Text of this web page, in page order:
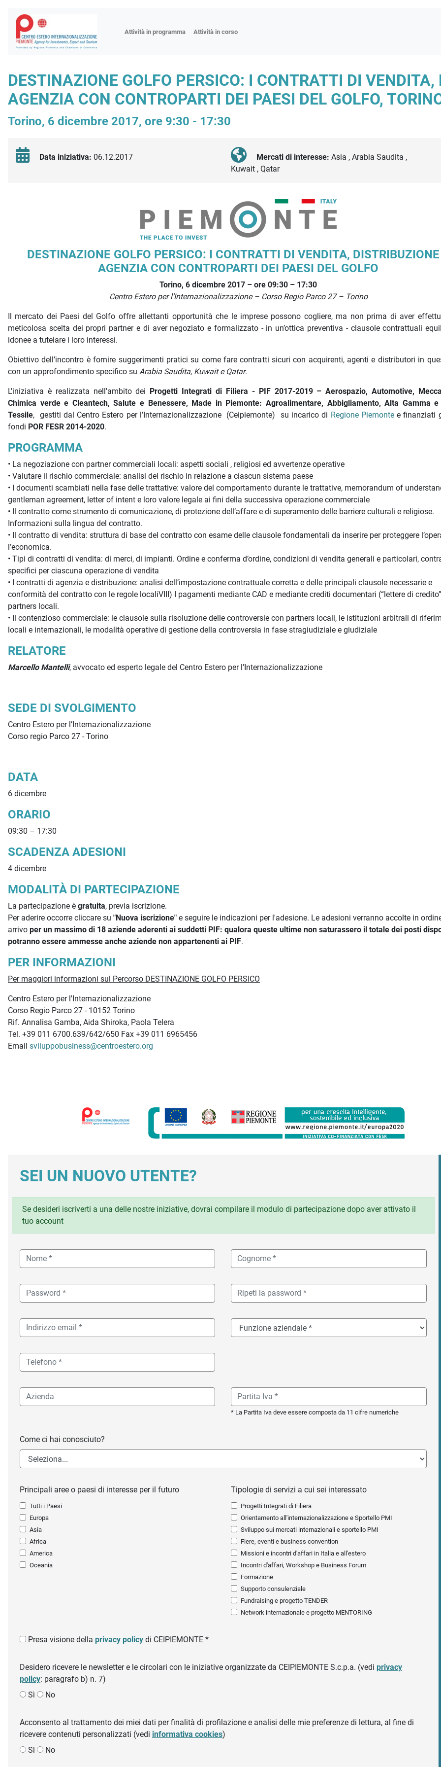
Attività in programma Attività in corso
Fiere
Workshop
Incontri di approfondimento
Focus tematici
Progetto tender
DESTINAZIONE GOLFO PERSICO: I CONTRATTI DI VENDITA,
AGENZIA CON CONTROPARTI DEI PAESI DEL GOLFO,
Torino, 6 dicembre 2017, ore 9:30 - 17:30
Data iniziativa: 06.12.2017 Mercati di interesse: Asia , Arabia Saudita ,
Kuwait , Qatar
Descrizione iniziativa
DESTINAZIONE GOLFO PERSICO: I CONTRATTI DI VENDITA, DISTRIBUZIONE
AGENZIA CON CONTROPARTI DEI PAESI DEL GOLFO
Torino, 6 dicembre 2017 – ore 09:30 – 17:30
Centro Estero per l’Internazionalizzazione – Corso Regio Parco 27 – Torino
Il mercato dei Paesi del Golfo offre allettanti opportunità che le imprese possono cogliere, ma non prima di aver
meticolosa scelta dei propri partner e di aver negoziato e formalizzato - in un’ottica preventiva - clausole contrattuali
idonee a tutelare i loro interessi.
Obiettivo dell’incontro è fornire suggerimenti pratici su come fare contratti sicuri con acquirenti, agenti e distributori in
con un approfondimento specifico su Arabia Saudita, Kuwait e Qatar.
L'iniziativa è realizzata nell'ambito dei Progetti Integrati di Filiera - PIF 2017-2019 – Aerospazio, Automotive,
Chimica verde e Cleantech, Salute e Benessere, Made in Piemonte: Agroalimentare, Abbigliamento, Alta Gamma e
Tessile, gestiti dal Centro Estero per l’Internazionalizzazione (Ceipiemonte) su incarico di Regione Piemontee finanziati
fondi POR FESR 2014-2020.
PROGRAMMA
• La negoziazione con partner commerciali locali: aspetti sociali , religiosi ed avvertenze operative
• Valutare il rischio commerciale: analisi del rischio in relazione a ciascun sistema paese
• I documenti scambiati nella fase delle trattative: valore del comportamento durante le trattative, memorandum of
gentleman agreement, letter of intent e loro valore legale ai fini della successiva operazione commerciale
• Il contratto come strumento di comunicazione, di protezione dell’affare e di superamento delle barriere culturali e religiose.
Informazioni sulla lingua del contratto.
• Il contratto di vendita: struttura di base del contratto con esame delle clausole fondamentali da inserire per proteggere
l’economica.
• Tipi di contratti di vendita: di merci, di impianti. Ordine e conferma d’ordine, condizioni di vendita generali e particolari,
specifici per ciascuna operazione di vendita
• I contratti di agenzia e distribuzione: analisi dell’impostazione contrattuale corretta e delle principali clausole necessarie e
conformità del contratto con le regole localiVIII) I pagamenti mediante CAD e mediante crediti documentari (“lettere di
partners locali.
• Il contenzioso commerciale: le clausole sulla risoluzione delle controversie con partners locali, le istituzioni arbitrali di
locali e internazionali, le modalità operative di gestione della controversia in fase stragiudiziale e giudiziale
RELATORE
Marcello Mantelli, avvocato ed esperto legale del Centro Estero per l’Internazionalizzazione
SEDE DI SVOLGIMENTO
Centro Estero per l’Internazionalizzazione
Corso regio Parco 27 - Torino
DATA
6 dicembre
ORARIO
09:30 – 17:30
SCADENZA ADESIONI
4 dicembre
MODALITÀ DI PARTECIPAZIONE
La partecipazione è gratuita, previa iscrizione.
Per aderire occorre cliccare su "Nuova iscrizione" e seguire le indicazioni per l'adesione. Le adesioni verranno accolte in
arrivo per un massimo di 18 aziende aderenti ai suddetti PIF: qualora queste ultime non saturassero il totale dei posti
potranno essere ammesse anche aziende non appartenenti ai PIF.
PER INFORMAZIONI
Per maggiori informazioni sul Percorso DESTINAZIONE GOLFO PERSICO
Centro Estero per l'Internazionalizzazione
Corso Regio Parco 27 - 10152 Torino
Rif. Annalisa Gamba, Aida Shiroka, Paola Telera
Tel. +39 011 6700.639/642/650 Fax +39 011 6965456
Email sviluppobusiness@centroestero.org
SEI UN NUOVO UTENTE?
Se desideri iscriverti a una delle nostre iniziative, dovrai compilare il modulo di partecipazione dopo aver attivato il
tuo account
* La Partita Iva deve essere composta da 11 cifre numeriche
Come ci hai conosciuto?
Principali aree o paesi di interesse per il futuro
Tutti i Paesi
Europa
Asia
Africa
America
Oceania
Tipologie di servizi a cui sei interessato
Progetti Integrati di Filiera
Orientamento all'internazionalizzazione e Sportello PMI
Sviluppo sui mercati internazionali e sportello PMI
Fiere, eventi e business convention
Missioni e incontri d'affari in Italia e all'estero
Incontri d'affari, Workshop e Business Forum
Formazione
Supporto consulenziale
Fundraising e progetto TENDER
Network internazionale e progetto MENTORING
Presa visione della privacy policy di CEIPIEMONTE *
Desidero ricevere le newsletter e le circolari con le iniziative organizzate da CEIPIEMONTE S.c.p.a. (vedi privacy
policy: paragrafo b) n. 7)
Sì
No
Acconsento al trattamento dei miei dati per finalità di profilazione e analisi delle mie preferenze di lettura, al fine di
ricevere contenuti personalizzati (vedi informativa cookies)
Sì
No